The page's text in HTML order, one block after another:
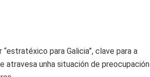
para Galicia”, clave para a
atravesa unha situación de preocupación